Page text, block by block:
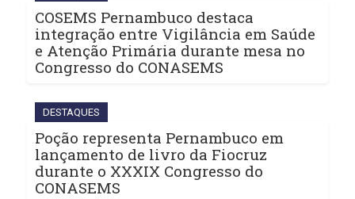
COSEMS Pernambuco destaca
integração entre Vigilância em Saúde
e Atenção Primária durante mesa no
Congresso do CONASEMS
DESTAQUES
Poção representa Pernambuco em
lançamento de livro da Fiocruz
durante o XXXIX Congresso do
CONASEMS